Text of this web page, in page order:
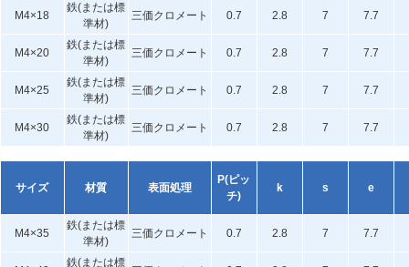
M4×18
鉄(または標
準材)
三価クロメート 0.7 2.8 7 7.7
M4×20
鉄(または標
準材)
三価クロメート 0.7 2.8 7 7.7
M4×25
鉄(または標
準材)
三価クロメート 0.7 2.8 7 7.7
M4×30
鉄(または標
準材)
三価クロメート 0.7 2.8 7 7.7
サイズ 材質 表面処理
P(ピッ
チ)
k s e
M4×35
鉄(または標
準材)
三価クロメート 0.7 2.8 7 7.7
鉄(または標